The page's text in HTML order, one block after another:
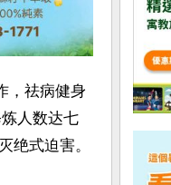
，祛病健身
人数达七
绝式迫害。